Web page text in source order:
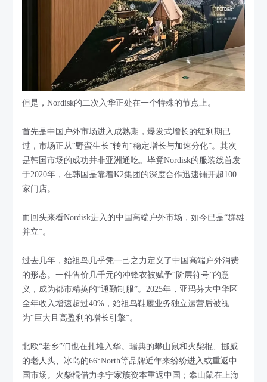
但是，Nordisk的二次入华正处在一个特殊的节点上。
首先是中国户外市场进入成熟期，爆发式增长的红利期已
过，市场正从“野蛮生长”转向“稳定增长与加速分化”。其次
是韩国市场的成功并非亚洲通吃。毕竟Nordisk的服装线首发
于2020年，在韩国是靠着K2集团的深度合作迅速铺开超100
家门店。
而回头来看Nordisk进入的中国高端户外市场，如今已是“群雄
并立”。
过去几年，始祖鸟几乎凭一己之力定义了中国高端户外消费
的形态。一件售价几千元的冲锋衣被赋予“阶层符号”的意
义，成为都市精英的“通勤制服”。2025年，亚玛芬大中华区
全年收入增速超过40%，始祖鸟鞋履业务独立运营后被视
为“巨大且高盈利的增长引擎”。
北欧“老乡”们也在扎堆入华。瑞典的攀山鼠和火柴棍、挪威
的老人头、冰岛的66°North等品牌近年来纷纷进入或重返中
国市场。火柴棍借力李宁家族资本重返中国；攀山鼠在上海